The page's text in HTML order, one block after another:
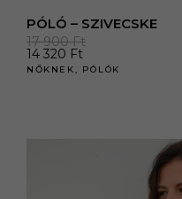
PÓLÓ – SZIVECSKE
17 900Ft
14 320 Ft
NŐKNEK, PÓLÓK